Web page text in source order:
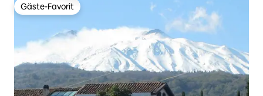
Gäste-Favorit
Gäste-Favorit